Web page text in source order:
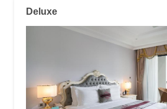
Deluxe